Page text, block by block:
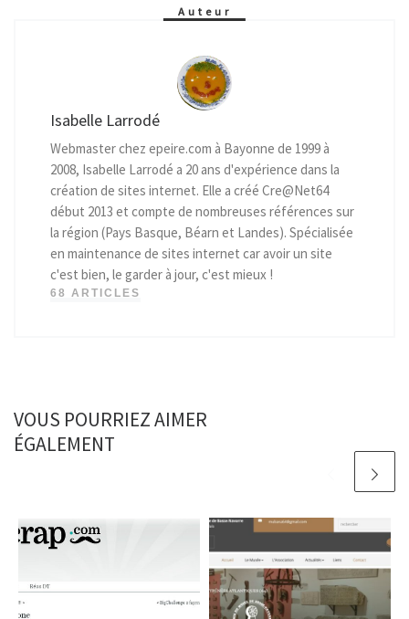
Auteur
Isabelle Larrodé
Webmaster chez epeire.com à Bayonne de 1999 à
2008, Isabelle Larrodé a 20 ans d'expérience dans la
création de sites internet. Elle a créé Cre@Net64
début 2013 et compte de nombreuses références sur
la région (Pays Basque, Béarn et Landes). Spécialisée
en maintenance de sites internet car avoir un site
c'est bien, le garder à jour, c'est mieux !
68 ARTICLES
VOUS POURRIEZ AIMER
ÉGALEMENT